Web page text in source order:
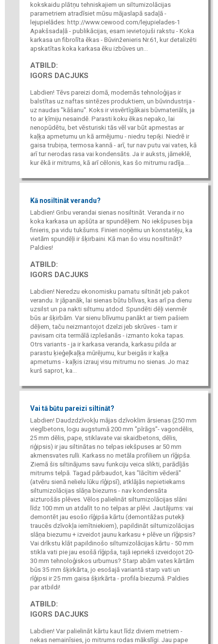
kokskaidu plātņu tehniskajiem un siltumizolācijas
parametriem atradīsiet mūsu mājaslapā sadaļā -
lejupielādes: http://www.cewood.com/lejupielades-1
Apakšsadaļā - publikācijas, esam ievietojuši rakstu - Koka
karkasa un fibrolīta ēkas - Būvinženieris Nr.61, kur detalizēti
apskatītas koka karkasa ēku izbūves un...
ATBILD:
IGORS DACJUKS
Labdien! Tēvs pareizi domā, modernās tehnoloģijas ir
balstītas uz naftas sintēzes produktiem, un būvindustrija -
uz naudas "kāšanu". Koks ir visvērtīgākais būvmateriāls, ja
to ar ķīmiju nesaindē. Parasti koku ēkas nepako, lai
nenopūdētu, bet vēsturiski tās vēl var būt apmestas ar
kaļķa apmetumu un kā armējumu - niedru tepiķi. Niedrē ir
gaisa trubiņa, termosa kannā - arī, tur nav putu vai vates, kā
arī tur nerodas rasa vai kondensāts. Ja ir auksts, jāmeklē,
kur ēkā ir mitrums, kā arī cēlonis, kas šo mitrumu radīja....
Kā nosiltināt verandu?
Labdien! Gribu verandai sienas nosiltināt. Veranda ir no
koka karkasa un apšūta ar spundēļiem. No iekšpuses bija
finieris, pa vidu tukšums. Finieri noņēmu un konstatēju, ka
vietām spundēļi ir šķirbaini. Kā man šo visu nosiltināt?
Paldies!
ATBILD:
IGORS DACJUKS
Labdien! Neredzu ekonomisku pamatu siltināt jeb pakot
verandu. Ir jāpanāk, lai sienas būtu blīvas, kas arī pa dienu
uzsilst un pa nakti siltumu atdod. Spundēti dēļi vienmēr
būs ar šķirbām. Var sienu blīvumu panākt ar tiem pašiem
dēļiem, taču neizmantojot dzelzi jeb skrūves - tam ir
pavisam cita termālā izplešanās - izmanto koka tapas.
Otrs variants - ja ir karkasa veranda, karkasu pilda ar
parastu ķieģeļkaļķa mūrējumu, kur beigās ir kaļķa
apmetums - kaļķis izrauj visu mitrumu no sienas. Jo maz
kurš saprot, ka...
Vai tā būtu pareizi siltināt?
Labdien! Daudzdzīvokļu mājas dzīvoklim ārsienas (250 mm
vieglbetons, logu augstumā 200 mm "pīrāgs"- vagondēlis,
25 mm dēlis, pape, stiklavate vai skaidbetons, dēlis,
riģipsis) ir jau siltinātas no telpas iekšpuses ar 50 mm
akmensvates rulli. Karkass no metāla profiliem un rīģipša.
Ziemā šis siltinājums savu funkciju veica slikti, parādījās
mitrums telpā. Tagad pārbaudot, kas "lācītim vēderā"
(atvēru sienā nelielu lūku rīģipsī), atklājās nepietiekams
siltumizolācijas slāņa biezums - nav kondensāta
aizturošās plēves. Vēlos palielināt siltumizolācijas slāni
līdz 100 mm un atdalīt to no telpas ar plēvi. Jautājums: vai
demontēt jau esošo rīģipša kārtu (demontāžas putekļi
traucēs dzīvokļa iemītniekiem), papildināt siltumizolācijas
slāņa biezumu + izveidot jaunu karkasu + plēve un rīģipsis?
Vai drīkstu klāt papildinošo siltumizolācijas kārtu - 50 mm
stikla vati pie jau esošā rīģipša, tajā iepriekš izveidojot 20-
30 mm tehnoloģiskos urbumus? Starp abām vates kārtām
būs 35 mm šķirkārta, jo esošajā variantā starp vati un
rīģipsi ir 25 mm gaisa šķirkārta - profila biezumā. Paldies
par atbildi!
ATBILD:
IGORS DACJUKS
Labdien! Var palielināt kārtu kaut līdz diviem metriem -
nekas nemainīsies, jo mitrums rodas mākslīgi. Jau pape